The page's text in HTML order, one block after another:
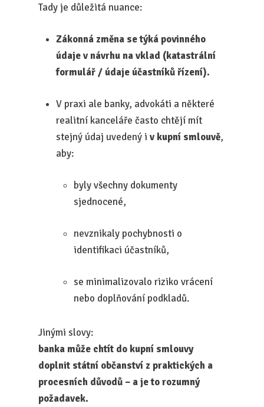
Tady je důležitá nuance:
Zákonná změna se týká povinného
údaje v návrhu na vklad (katastrální
formulář / údaje účastníků řízení).
V praxi ale banky, advokáti a některé
realitní kanceláře často chtějí mít
stejný údaj uvedený i v kupní smlouvě,
aby:
byly všechny dokumenty
sjednocené,
nevznikaly pochybnosti o
identifikaci účastníků,
se minimalizovalo riziko vrácení
nebo doplňování podkladů.
Jinými slovy:
banka může chtít do kupní smlouvy
doplnit státní občanství z praktických a
procesních důvodů – a je to rozumný
požadavek.